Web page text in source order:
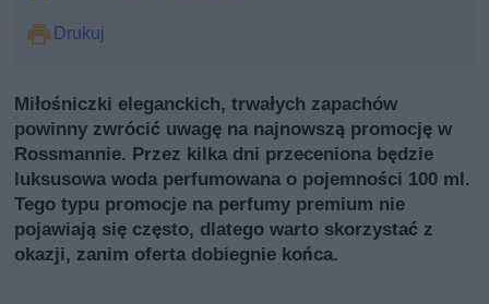
Drukuj
Miłośniczki eleganckich, trwałych zapachów
powinny zwrócić uwagę na najnowszą promocję w
Rossmannie. Przez kilka dni przeceniona będzie
luksusowa woda perfumowana o pojemności 100 ml.
Tego typu promocje na perfumy premium nie
pojawiają się często, dlatego warto skorzystać z
okazji, zanim oferta dobiegnie końca.